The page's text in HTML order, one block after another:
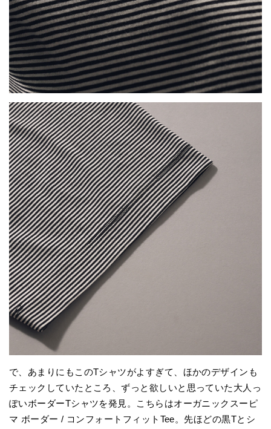
で、あまりにもこのTシャツがよすぎて、ほかのデザインも
チェックしていたところ、ずっと欲しいと思っていた大人っ
ぽいボーダーTシャツを発見。こちらはオーガニックスーピ
マ ボーダー / コンフォートフィットTee。先ほどの黒Tとシ